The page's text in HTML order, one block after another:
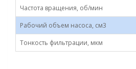
Частота вращения, об/мин
Рабочий объем насоса, см3
Тонкость фильтрации, мкм